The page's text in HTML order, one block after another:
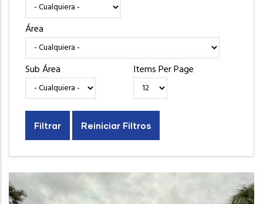
Área
Sub Área Items Per Page